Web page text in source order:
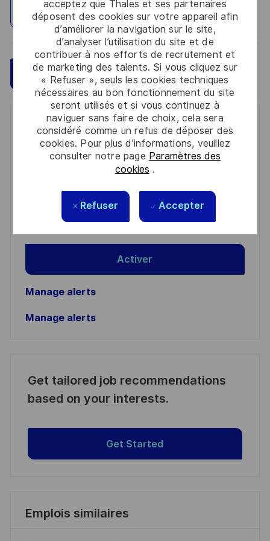
acceptez que Thales et ses partenaires
déposent des cookies sur votre appareil afin
d’améliorer la navigation sur le site,
d’analyser l’utilisation du site et de
contribuer à nos efforts de recrutement et
de marketing des talents. Si vous cliquez sur
« Refuser », seuls les cookies techniques
nécessaires au bon fonctionnement du site
seront utilisés et si vous continuez à
naviguer sans faire de choix, cela sera
considéré comme un refus de déposer des
cookies. Pour plus d’informations, veuillez
consulter notre page Paramètres des
cookies .
Refuser Accepter
Explorez un site
Postulez maintenant Sauvegarder
Get notified for similar jobs
You'll receive updates once a week
(Required)
Lire et accepter les conditions de traitement des
Activer
Manage alerts
Manage alerts
Get tailored job recommendations
based on your interests.
Get Started
Emplois similaires